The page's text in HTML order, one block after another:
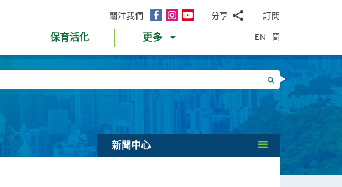
關注我們
面
InstagramYouTube分享
郵WhatsApp
微
信
面
書Twitter
LinkedIn
微
訂閱
保育活化 更多 EN 简
搜尋
新聞中心